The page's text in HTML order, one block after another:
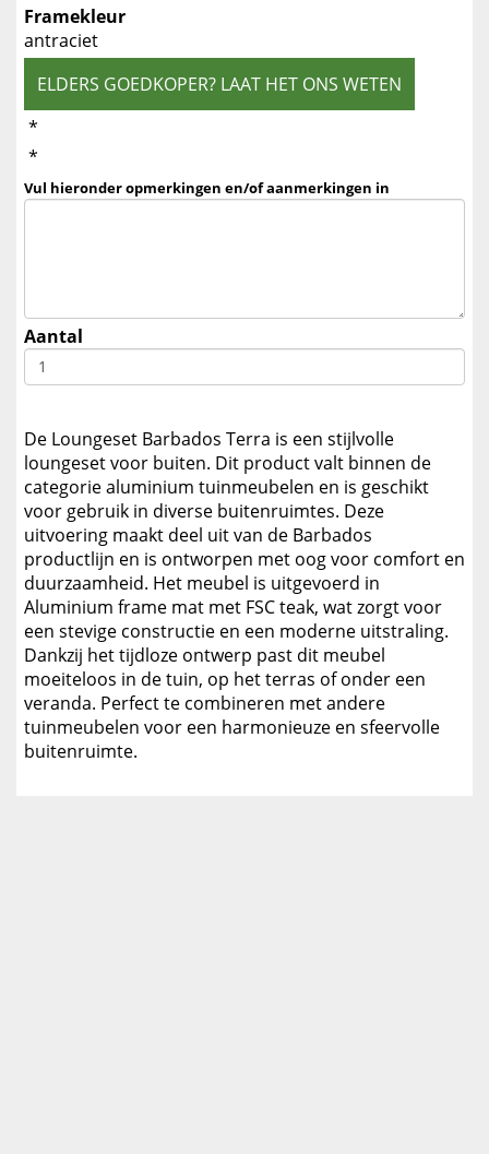
Framekleur
antraciet
ELDERS GOEDKOPER? LAAT HET ONS WETEN
*
*
Vul hieronder opmerkingen en/of aanmerkingen in
Aantal
De Loungeset Barbados Terra is een stijlvolle
loungeset voor buiten. Dit product valt binnen de
categorie aluminium tuinmeubelen en is geschikt
voor gebruik in diverse buitenruimtes. Deze
uitvoering maakt deel uit van de Barbados
productlijn en is ontworpen met oog voor comfort en
duurzaamheid. Het meubel is uitgevoerd in
Aluminium frame mat met FSC teak, wat zorgt voor
een stevige constructie en een moderne uitstraling.
Dankzij het tijdloze ontwerp past dit meubel
moeiteloos in de tuin, op het terras of onder een
veranda. Perfect te combineren met andere
tuinmeubelen voor een harmonieuze en sfeervolle
buitenruimte.